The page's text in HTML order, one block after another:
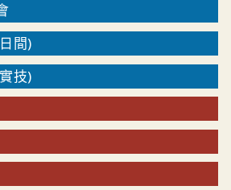
間)
技)